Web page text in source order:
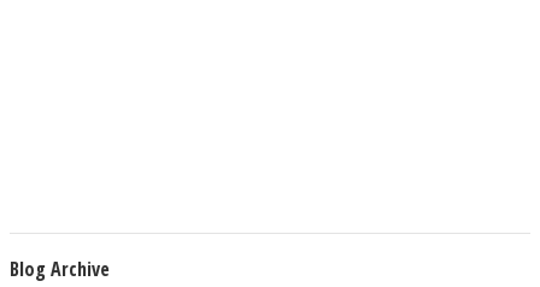
Blog Archive